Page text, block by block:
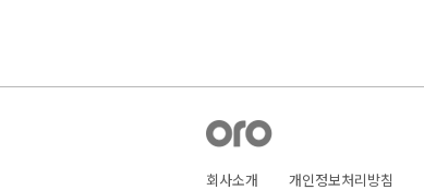
회사소개 개인정보처리방침